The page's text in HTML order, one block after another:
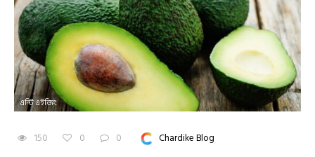
এন্টি এইজিং
150 0 0 Chardike Blog